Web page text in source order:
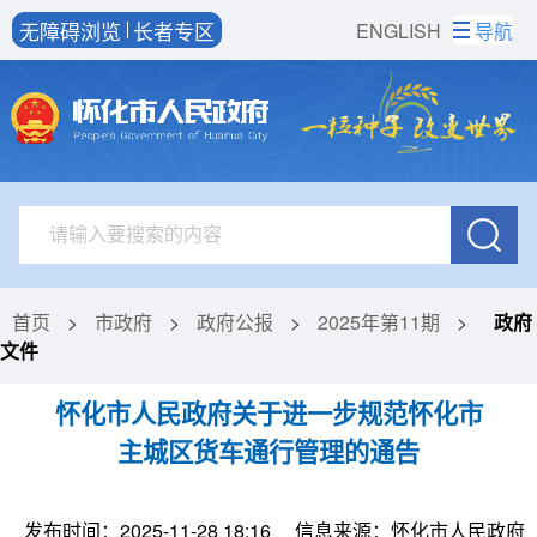
ENGLISH
无障碍浏览 长者专区 导航
首页 > 市政府 > 政府公报 > 2025年第11期 >
政府
文件
怀化市人民政府关于进一步规范怀化市
主城区货车通行管理的通告
发布时间：2025-11-28 18:16 信息来源：怀化市人民政府